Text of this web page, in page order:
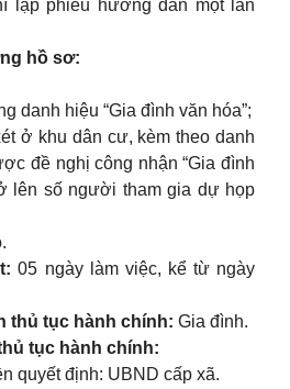
lập phiếu hướng dẫn một lần
hồ sơ:
danh hiệu “Gia đình văn hóa”;
ở khu dân cư, kèm theo danh
đề nghị công nhận “Gia đình
lên số người tham gia dự họp
05 ngày làm việc, kể từ ngày
thủ tục hành chính: Gia đình.
tục hành chính:
quyết định: UBND cấp xã.